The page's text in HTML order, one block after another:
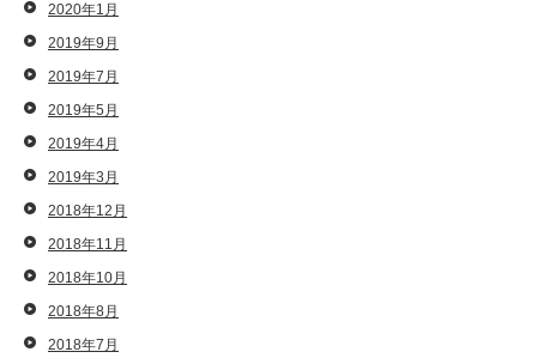
2020年1月
2019年9月
2019年7月
2019年5月
2019年4月
2019年3月
2018年12月
2018年11月
2018年10月
2018年8月
2018年7月